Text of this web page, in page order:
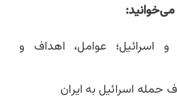
اسرائیل؛ عوامل، اهداف و
حمله اسرائیل به ایران